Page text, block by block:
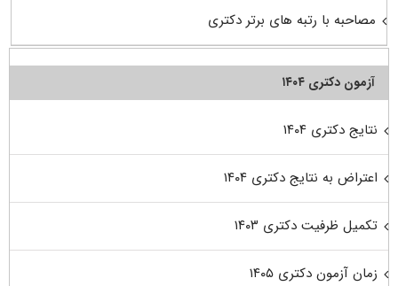
مصاحبه با رتبه های برتر دکتری
آزمون دکتری ۱۴۰۴
نتایج دکتری ۱۴۰۴
اعتراض به نتایج دکتری ۱۴۰۴
تکمیل ظرفیت دکتری ۱۴۰۳
زمان آزمون دکتری ۱۴۰۵